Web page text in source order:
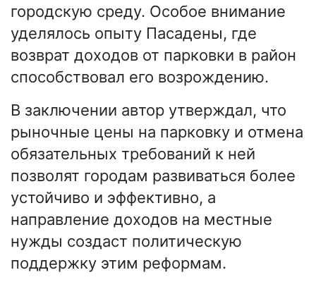
городскую среду. Особое внимание
уделялось опыту Пасадены, где
возврат доходов от парковки в район
способствовал его возрождению.
В заключении автор утверждал, что
рыночные цены на парковку и отмена
обязательных требований к ней
позволят городам развиваться более
устойчиво и эффективно, а
направление доходов на местные
нужды создаст политическую
поддержку этим реформам.